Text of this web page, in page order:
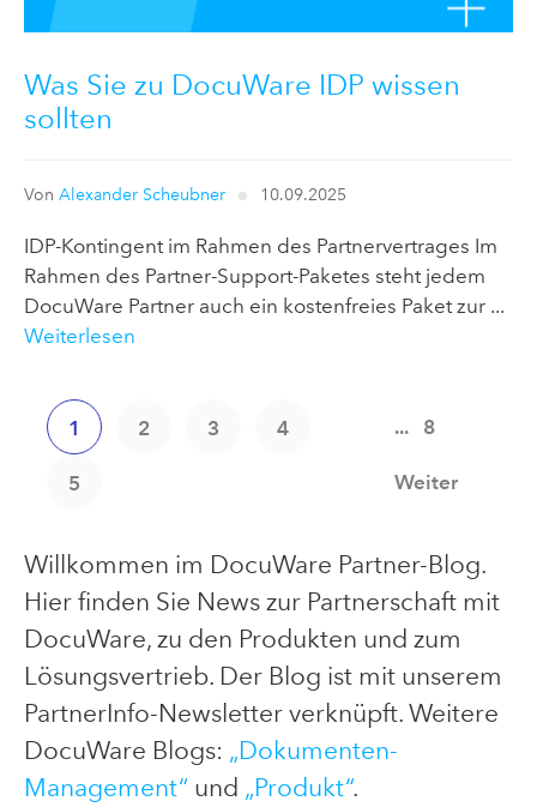
Was Sie zu DocuWare IDP wissen
sollten
Von Alexander Scheubner 10.09.2025
IDP-Kontingent im Rahmen des Partnervertrages Im
Rahmen des Partner-Support-Paketes steht jedem
DocuWare Partner auch ein kostenfreies Paket zur ...
Weiterlesen
1 2 3 4
5
... 8
Weiter
Willkommen im DocuWare Partner-Blog.
Hier finden Sie News zur Partnerschaft mit
DocuWare, zu den Produkten und zum
Lösungsvertrieb. Der Blog ist mit unserem
PartnerInfo-Newsletter verknüpft. Weitere
DocuWare Blogs: „Dokumenten-
Management“ und „Produkt“.